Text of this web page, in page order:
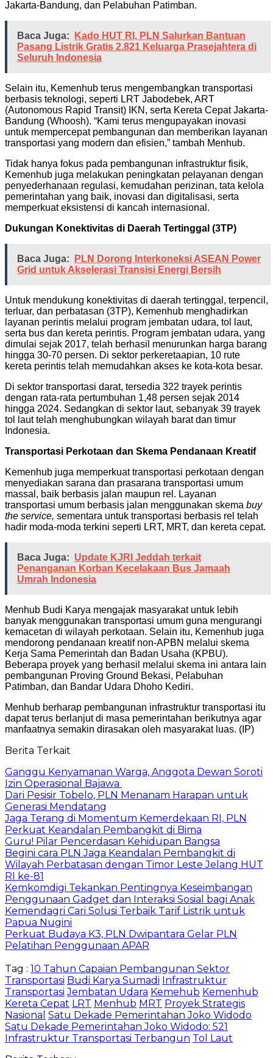
Jakarta-Bandung, dan Pelabuhan Patimban.
Baca Juga:
Kado HUT RI, PLN Salurkan Bantuan
Pasang Listrik Gratis 2.821 Keluarga Prasejahtera di
Seluruh Indonesia
Selain itu, Kemenhub terus mengembangkan transportasi
berbasis teknologi, seperti LRT Jabodebek, ART
(Autonomous Rapid Transit) IKN, serta Kereta Cepat Jakarta-
Bandung (Whoosh). “Kami terus mengupayakan inovasi
untuk mempercepat pembangunan dan memberikan layanan
transportasi yang modern dan efisien,” tambah Menhub.
Tidak hanya fokus pada pembangunan infrastruktur fisik,
Kemenhub juga melakukan peningkatan pelayanan dengan
penyederhanaan regulasi, kemudahan perizinan, tata kelola
pemerintahan yang baik, inovasi dan digitalisasi, serta
memperkuat eksistensi di kancah internasional.
Dukungan Konektivitas di Daerah Tertinggal (3TP)
Baca Juga:
PLN Dorong Interkoneksi ASEAN Power
Grid untuk Akselerasi Transisi Energi Bersih
Untuk mendukung konektivitas di daerah tertinggal, terpencil,
terluar, dan perbatasan (3TP), Kemenhub menghadirkan
layanan perintis melalui program jembatan udara, tol laut,
serta bus dan kereta perintis. Program jembatan udara, yang
dimulai sejak 2017, telah berhasil menurunkan harga barang
hingga 30-70 persen. Di sektor perkeretaapian, 10 rute
kereta perintis telah memudahkan akses ke kota-kota besar.
Di sektor transportasi darat, tersedia 322 trayek perintis
dengan rata-rata pertumbuhan 1,48 persen sejak 2014
hingga 2024. Sedangkan di sektor laut, sebanyak 39 trayek
tol laut telah menghubungkan wilayah barat dan timur
Indonesia.
Transportasi Perkotaan dan Skema Pendanaan Kreatif
Kemenhub juga memperkuat transportasi perkotaan dengan
menyediakan sarana dan prasarana transportasi umum
massal, baik berbasis jalan maupun rel. Layanan
transportasi umum berbasis jalan menggunakan skema buy
the service, sementara untuk transportasi berbasis rel telah
hadir moda-moda terkini seperti LRT, MRT, dan kereta cepat.
Baca Juga: Update KJRI Jeddah terkait
Penanganan Korban Kecelakaan Bus Jamaah
Umrah Indonesia
Menhub Budi Karya mengajak masyarakat untuk lebih
banyak menggunakan transportasi umum guna mengurangi
kemacetan di wilayah perkotaan. Selain itu, Kemenhub juga
mendorong pendanaan kreatif non-APBN melalui skema
Kerja Sama Pemerintah dan Badan Usaha (KPBU).
Beberapa proyek yang berhasil melalui skema ini antara lain
pembangunan Proving Ground Bekasi, Pelabuhan
Patimban, dan Bandar Udara Dhoho Kediri.
Menhub berharap pembangunan infrastruktur transportasi itu
dapat terus berlanjut di masa pemerintahan berikutnya agar
manfaatnya semakin dirasakan oleh masyarakat luas. (IP)
Berita Terkait
Ganggu Kenyamanan Warga, Anggota Dewan Soroti
Izin Operasional Bajawa
Dari Pesisir Tobelo, PLN Menanam Harapan untuk
Generasi Mendatang
Jaga Terang di Momentum Kemerdekaan RI, PLN
Perkuat Keandalan Pembangkit di Bima
Guru! Pilar Pencerdasan Kehidupan Bangsa
Begini cara PLN Jaga Keandalan Pembangkit di
Wilayah Perbatasan dengan Timor Leste Jelang HUT
RI ke-81
Kemkomdigi Tekankan Pentingnya Keseimbangan
Penggunaan Gadget dan Interaksi Sosial bagi Anak
Kemendagri Cari Solusi Terbaik Tarif Listrik untuk
Papua Nugini
Perkuat Budaya K3, PLN Dwipantara Gelar PLN
Pelatihan Penggunaan APAR
Tag : 10 Tahun Capaian Pembangunan Sektor
Transportasi Budi Karya Sumadi Infrastruktur
Transportasi Jembatan Udara Kemehub Kemenhub
Kereta Cepat LRT Menhub MRT Proyek Strategis
Nasional Satu Dekade Pemerintahan Joko Widodo
Satu Dekade Pemerintahan Joko Widodo: 521
Infrastruktur Transportasi Terbangun Tol Laut